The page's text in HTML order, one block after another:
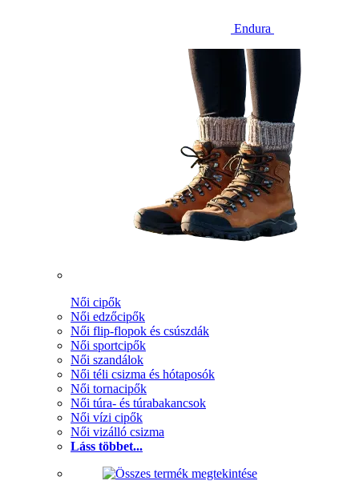
Endura
Női cipők
Női edzőcipők
Női flip-flopok és csúszdák
Női sportcipők
Női szandálok
Női téli csizma és hótaposók
Női tornacipők
Női túra- és túrabakancsok
Női vízi cipők
Női vizálló csizma
Láss többet...